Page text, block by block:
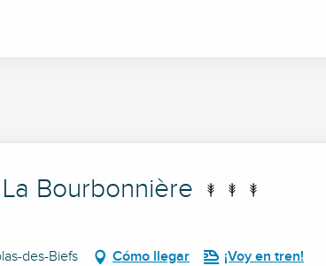
Bourbonnière
des-Biefs
Cómo llegar ¡Voy en tren!